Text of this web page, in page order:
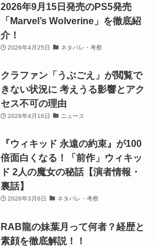
2026年9月15日発売のPS5発売
「Marvel’s Wolverine」を徹底紹
介！
2026年4月25日 ネタバレ・考察
クラファン「うぶごえ」が閲覧で
きない状況に 考えうる影響とアク
セス不可の理由
2026年4月16日 ニュース
『ウィキッド 永遠の約束』が100
倍面白くなる！「前作」ウィキッ
ド 2人の魔女の秘話【演者情報・
裏話】
2026年3月6日 ネタバレ・考察
RAB龍の妹葉月って何者？経歴と
素顔を徹底解説！！